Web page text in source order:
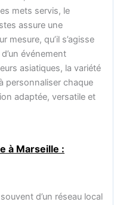
mets servis, le
assure une
mesure, qu’il s’agisse
événement
asiatiques, la variété
personnaliser chaque
adaptée, versatile et
à Marseille :
d’un réseau local